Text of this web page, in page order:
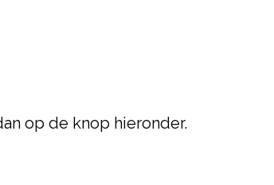
op de knop hieronder.